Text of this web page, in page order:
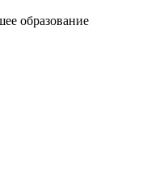
образование